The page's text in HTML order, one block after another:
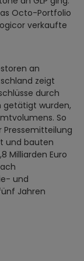
Octo-Portfolio
verkaufte
an
zeigt
durch
getätigt wurden,
So
Pressemitteilung
und bauten
Milliarden Euro
und
Jahren